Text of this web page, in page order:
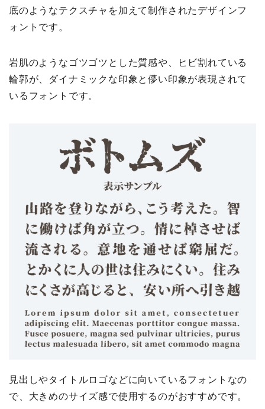
底のようなテクスチャを加えて制作されたデザインフ
ォントです。
岩肌のようなゴツゴツとした質感や、ヒビ割れている
輪郭が、ダイナミックな印象と儚い印象が表現されて
いるフォントです。
見出しやタイトルロゴなどに向いているフォントなの
で、大きめのサイズ感で使用するのがおすすめです。